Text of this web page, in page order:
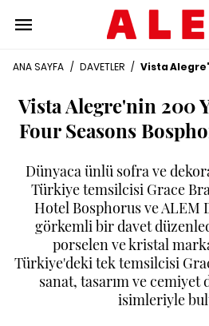
ANA SAYFA / DAVETLER / Vista
Vista Alegre'nin 200
Four Seasons
Dünyaca ünlü sofra ve
Türkiye temsilcisi Grace
Hotel Bosphorus ve
görkemli bir davet
porselen ve kristal
Türkiye'deki tek temsilcisi
sanat, tasarım ve cemiyet
isimleriyle